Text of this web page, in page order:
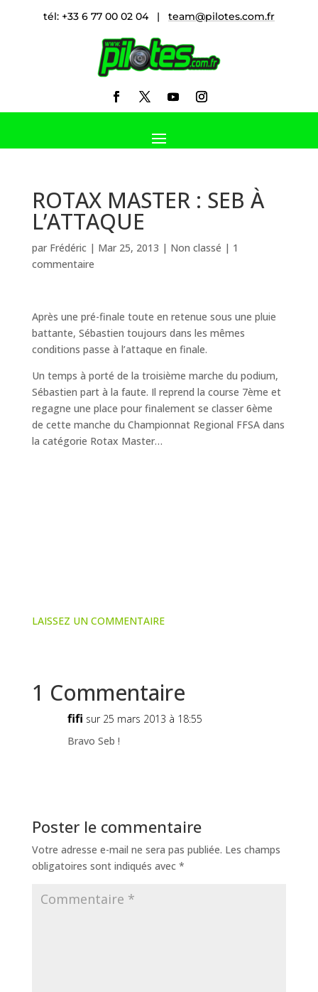
tél: +33 6 77 00 02 04 | team@pilotes.com.fr
ROTAX MASTER : SEB À
L’ATTAQUE
par Frédéric| Mar 25, 2013 | Non classé | 1
commentaire
Après une pré-finale toute en retenue sous une pluie
battante, Sébastien toujours dans les mêmes
conditions passe à l’attaque en finale.
Un temps à porté de la troisième marche du podium,
Sébastien part à la faute. Il reprend la course 7ème et
regagne une place pour finalement se classer 6ème
de cette manche du Championnat Regional FFSA dans
la catégorie Rotax Master…
LAISSEZ UN COMMENTAIRE
1 Commentaire
fifi sur 25 mars 2013 à 18:55
Bravo Seb !
Poster le commentaire
Votre adresse e-mail ne sera pas publiée. Les champs
obligatoires sont indiqués avec *